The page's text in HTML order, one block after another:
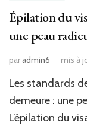
Épilation du
une peau
paradmin6 mis à
Les standards
demeure : une
L’épilation du